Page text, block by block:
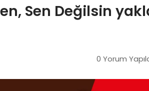
Sen Değilsin
0 Yorum